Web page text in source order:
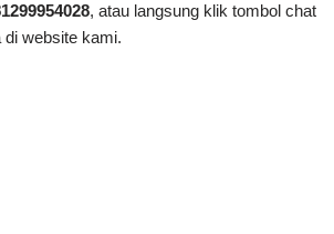
, atau langsung klik tombol chat
website kami.